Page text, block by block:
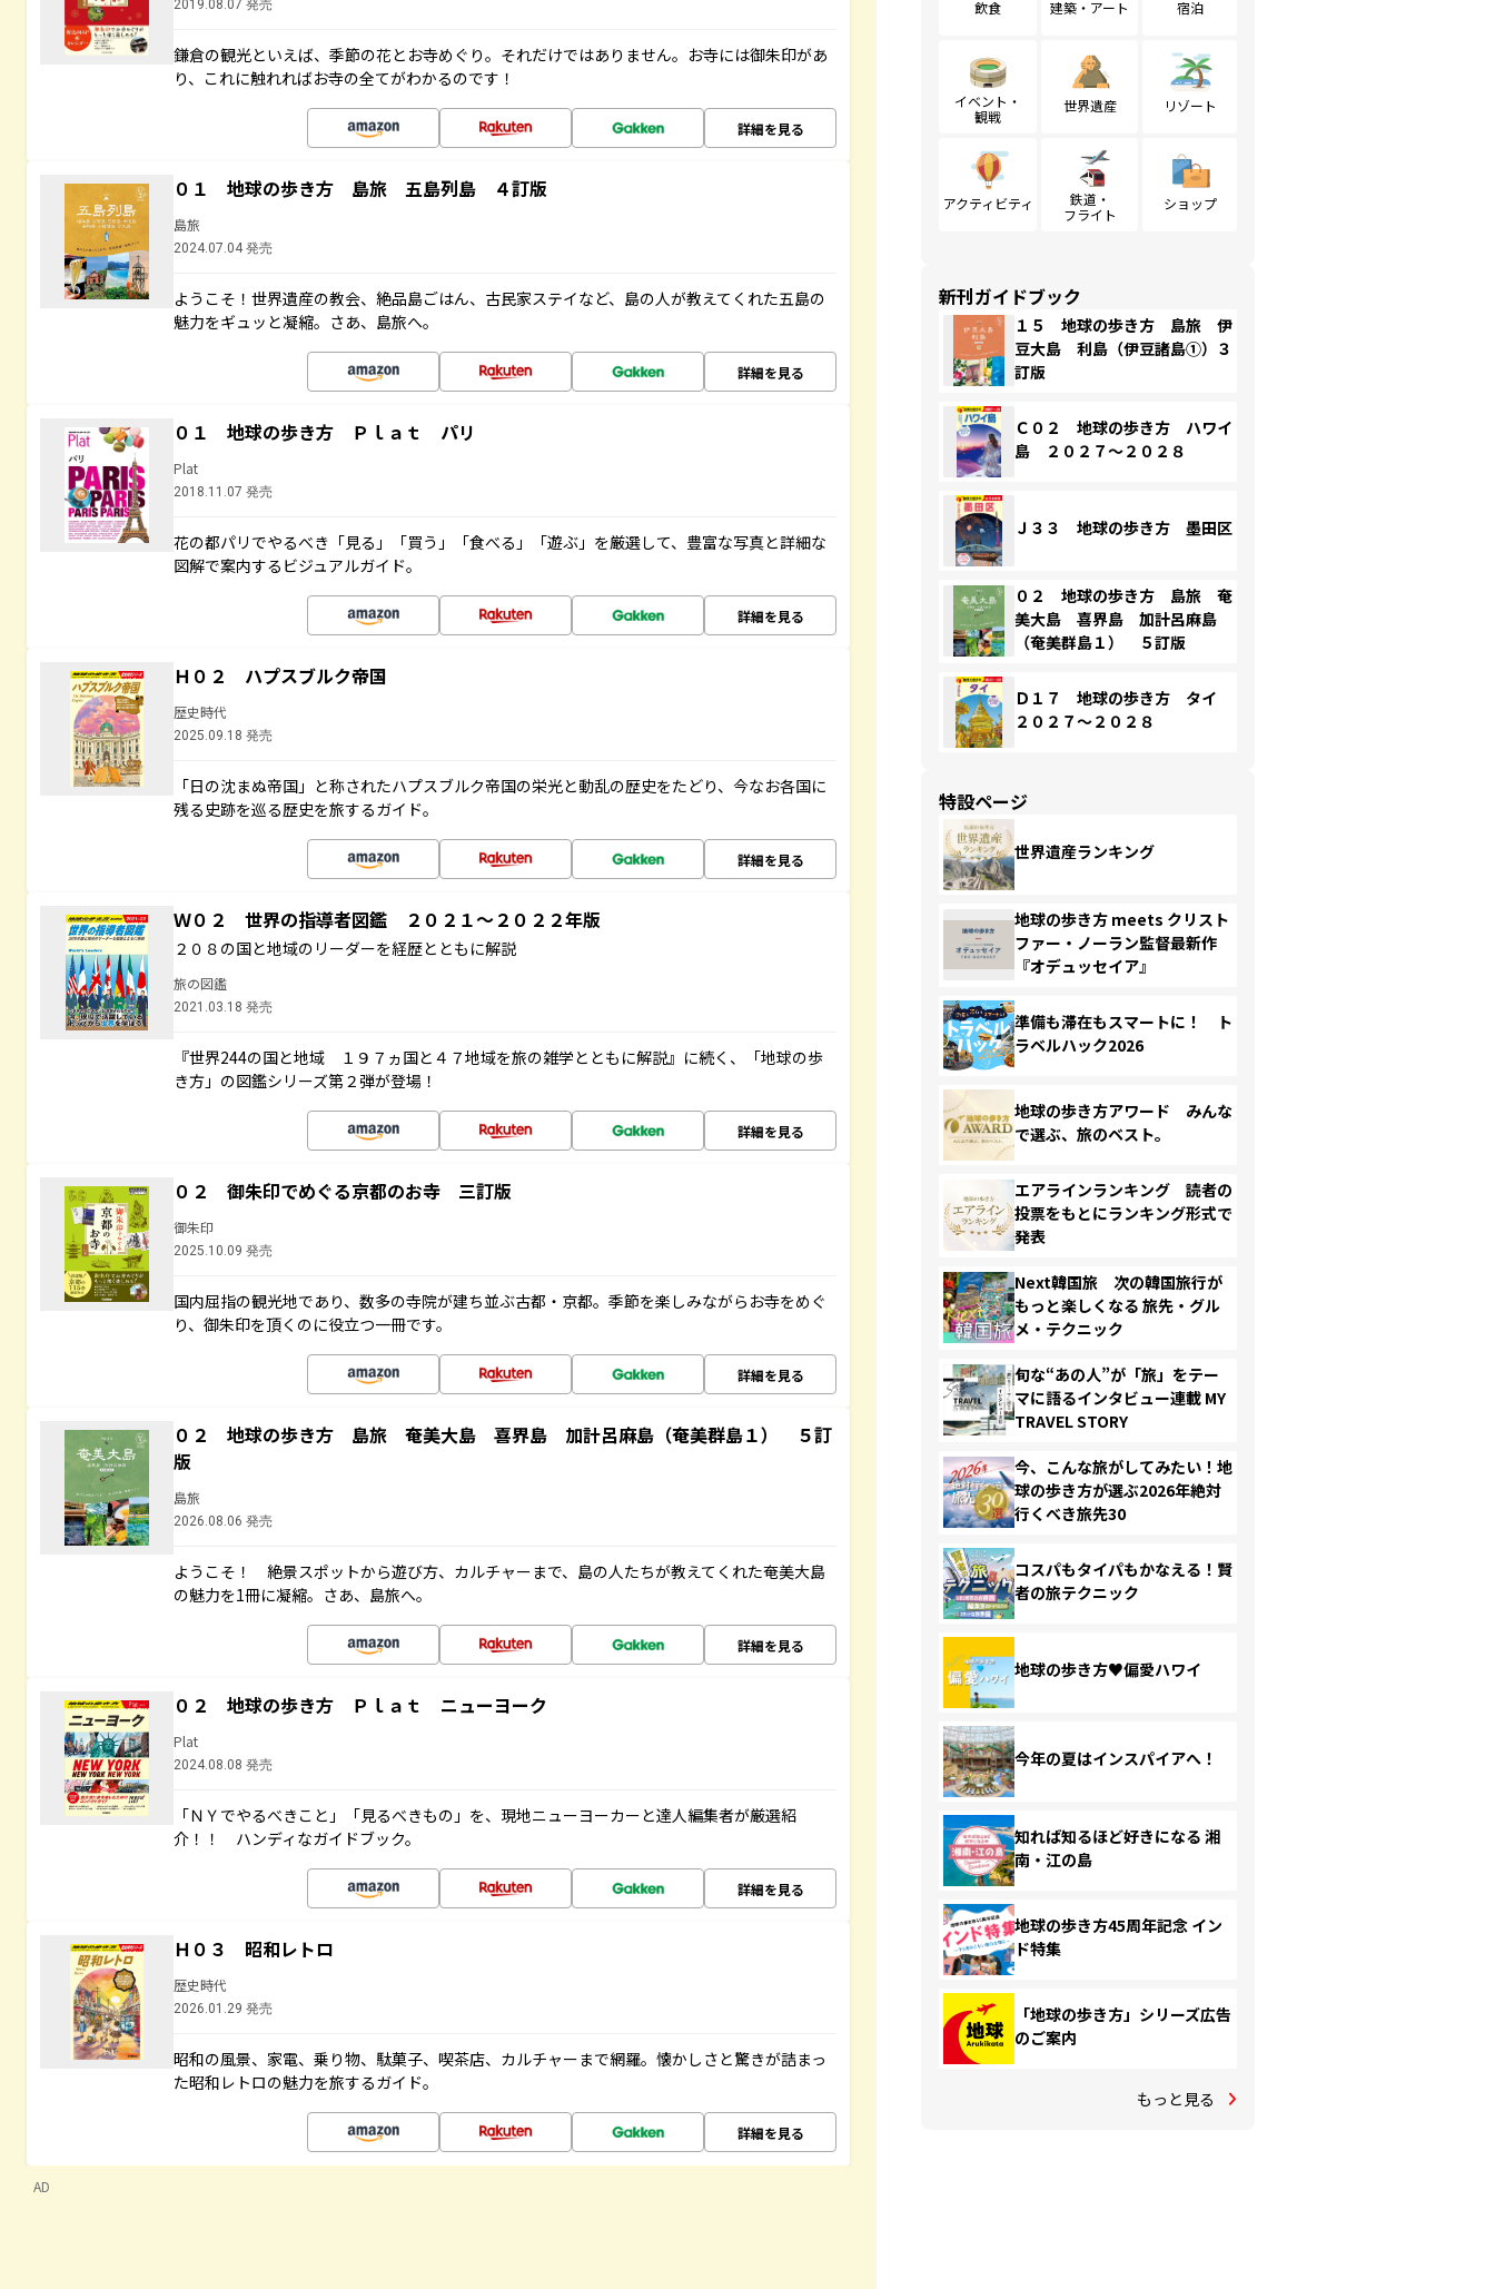
2019.08.07 発売
鎌倉の観光といえば、季節の花とお寺めぐり。それだけではありません。お寺には御朱印があ
り、これに触れればお寺の全てがわかるのです！
詳細を見る
０１ 地球の歩き方 島旅 五島列島 ４訂版
島旅
2024.07.04 発売
ようこそ！世界遺産の教会、絶品島ごはん、古民家ステイなど、島の人が教えてくれた五島の
魅力をギュッと凝縮。さあ、島旅へ。
詳細を見る
０１ 地球の歩き方 Ｐｌａｔ パリ
Plat
2018.11.07 発売
花の都パリでやるべき「見る」「買う」「食べる」「遊ぶ」を厳選して、豊富な写真と詳細な
図解で案内するビジュアルガイド。
詳細を見る
Ｈ０２ ハプスブルク帝国
歴史時代
2025.09.18 発売
「日の沈まぬ帝国」と称されたハプスブルク帝国の栄光と動乱の歴史をたどり、今なお各国に
残る史跡を巡る歴史を旅するガイド。
詳細を見る
Ｗ０２ 世界の指導者図鑑 ２０２１～２０２２年版
２０８の国と地域のリーダーを経歴とともに解説
旅の図鑑
2021.03.18 発売
『世界244の国と地域 １９７ヵ国と４７地域を旅の雑学とともに解説』に続く、「地球の歩
き方」の図鑑シリーズ第２弾が登場！
詳細を見る
０２ 御朱印でめぐる京都のお寺 三訂版
御朱印
2025.10.09 発売
国内屈指の観光地であり、数多の寺院が建ち並ぶ古都・京都。季節を楽しみながらお寺をめぐ
り、御朱印を頂くのに役立つ一冊です。
詳細を見る
０２ 地球の歩き方 島旅 奄美大島 喜界島 加計呂麻島（奄美群島１） ５訂
版
島旅
2026.08.06 発売
ようこそ！ 絶景スポットから遊び方、カルチャーまで、島の人たちが教えてくれた奄美大島
の魅力を1冊に凝縮。さあ、島旅へ。
詳細を見る
０２ 地球の歩き方 Ｐｌａｔ ニューヨーク
Plat
2024.08.08 発売
「ＮＹでやるべきこと」「見るべきもの」を、現地ニューヨーカーと達人編集者が厳選紹
介！！ ハンディなガイドブック。
詳細を見る
Ｈ０３ 昭和レトロ
歴史時代
2026.01.29 発売
昭和の風景、家電、乗り物、駄菓子、喫茶店、カルチャーまで網羅。懐かしさと驚きが詰まっ
た昭和レトロの魅力を旅するガイド。
詳細を見る
AD
飲食 建築・アート 宿泊
イベント・
観戦
世界遺産 リゾート
アクティビティ
鉄道・
フライト
ショップ
新刊ガイドブック
１５ 地球の歩き方 島旅 伊
豆大島 利島（伊豆諸島①）３
訂版
Ｃ０２ 地球の歩き方 ハワイ
島 ２０２７～２０２８
Ｊ３３ 地球の歩き方 墨田区
０２ 地球の歩き方 島旅 奄
美大島 喜界島 加計呂麻島
（奄美群島１） ５訂版
Ｄ１７ 地球の歩き方 タイ
２０２７～２０２８
特設ページ
世界遺産ランキング
地球の歩き方 meets クリスト
ファー・ノーラン監督最新作
『オデュッセイア』
準備も滞在もスマートに！ ト
ラベルハック2026
地球の歩き方アワード みんな
で選ぶ、旅のベスト。
エアラインランキング 読者の
投票をもとにランキング形式で
発表
Next韓国旅 次の韓国旅行が
もっと楽しくなる 旅先・グル
メ・テクニック
旬な“あの人”が「旅」をテー
マに語るインタビュー連載 MY
TRAVEL STORY
今、こんな旅がしてみたい！地
球の歩き方が選ぶ2026年絶対
行くべき旅先30
コスパもタイパもかなえる！賢
者の旅テクニック
地球の歩き方♥偏愛ハワイ
今年の夏はインスパイアへ！
知れば知るほど好きになる 湘
南・江の島
地球の歩き方45周年記念 イン
ド特集
「地球の歩き方」シリーズ広告
のご案内
もっと見る